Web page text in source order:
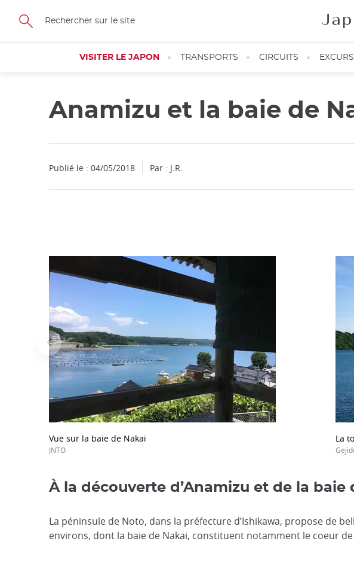
Skip
main
VISITER LE JAPON TRANSPORTS CIRCUITS
Anamizu et la baie de
Publié le : 04/05/2018 Par : J.R.
Vue sur la baie de Nakai
JNTO
La
À la découverte d’Anamizu et de la baie
La péninsule de Noto, dans la préfecture d’Ishikawa, propose de
environs, dont la baie de Nakai, constituent notamment le coeur